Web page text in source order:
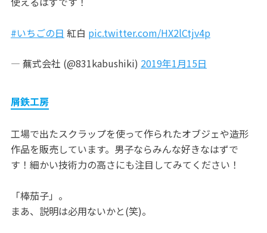
#いちごの日 紅白 pic.twitter.com/HX2lCtjv4p
— 蕪式会社 (@831kabushiki) 2019年1月15日
屑鉄工房
工場で出たスクラップを使って作られたオブジェや造形
作品を販売しています。男子ならみんな好きなはずで
す！細かい技術力の高さにも注目してみてください！
「棒茄子」。
まあ、説明は必用ないかと(笑)。